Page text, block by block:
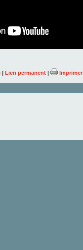
| Lien permanent | Imprimer